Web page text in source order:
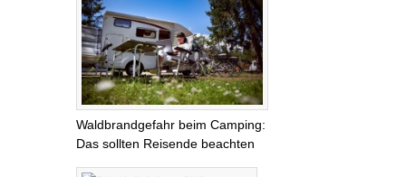
Waldbrandgefahr beim Camping:
Das sollten Reisende beachten